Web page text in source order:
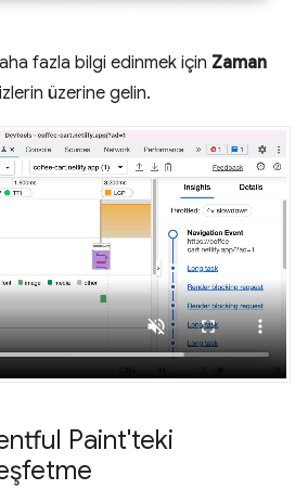
fazla bilgi edinmek için Zaman
üzerine gelin.
Paint'teki